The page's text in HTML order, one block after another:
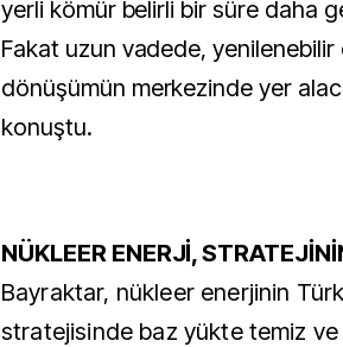
yerli kömür belirli bir süre daha
Fakat uzun vadede, yenilenebilir
dönüşümün merkezinde yer
konuştu.
NÜKLEER ENERJİ,
Bayraktar, nükleer enerjinin
stratejisinde baz yükte temiz